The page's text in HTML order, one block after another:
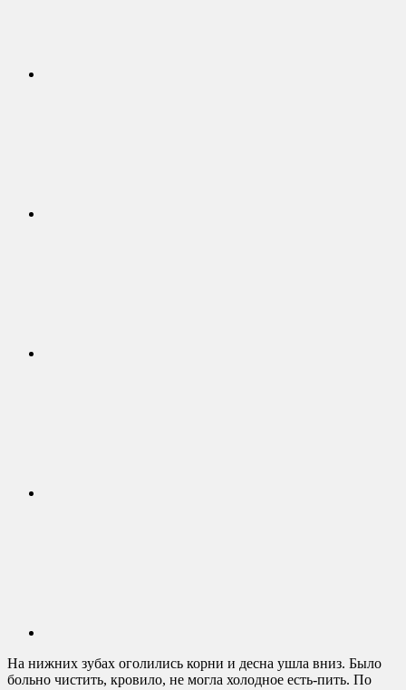
На нижних зубах оголились корни и десна ушла вниз. Было
больно чистить, кровило, не могла холодное есть-пить. По